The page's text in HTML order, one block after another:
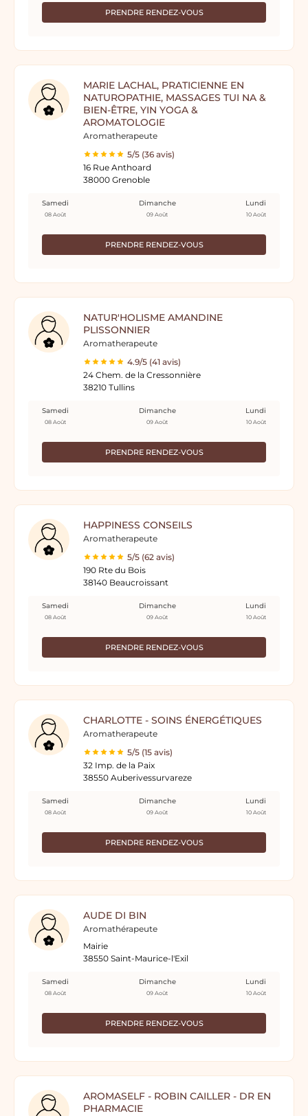
PRENDRE RENDEZ-VOUS
MARIE LACHAL, PRATICIENNE EN
NATUROPATHIE, MASSAGES TUI NA &
BIEN-ÊTRE, YIN YOGA &
AROMATOLOGIE
Aromatherapeute
5/5 (36 avis)
16 Rue Anthoard
38000 Grenoble
PRENDRE RENDEZ-VOUS
Samedi
08 Août
Dimanche
09 Août
Lundi
10 Août
NATUR'HOLISME AMANDINE
PLISSONNIER
Aromatherapeute
4.9/5 (41 avis)
24 Chem. de la Cressonnière
38210 Tullins
PRENDRE RENDEZ-VOUS
Samedi
08 Août
Dimanche
09 Août
Lundi
10 Août
HAPPINESS CONSEILS
Aromatherapeute
5/5 (62 avis)
190 Rte du Bois
38140 Beaucroissant
PRENDRE RENDEZ-VOUS
Samedi
08 Août
Dimanche
09 Août
Lundi
10 Août
CHARLOTTE - SOINS ÉNERGÉTIQUES
Aromatherapeute
5/5 (15 avis)
32 Imp. de la Paix
38550 Auberivessurvareze
PRENDRE RENDEZ-VOUS
Samedi
08 Août
Dimanche
09 Août
Lundi
10 Août
AUDE DI BIN
Aromathérapeute
Mairie
38550 Saint-Maurice-l'Exil
PRENDRE RENDEZ-VOUS
Samedi
08 Août
Dimanche
09 Août
Lundi
10 Août
AROMASELF - ROBIN CAILLER - DR EN
PHARMACIE